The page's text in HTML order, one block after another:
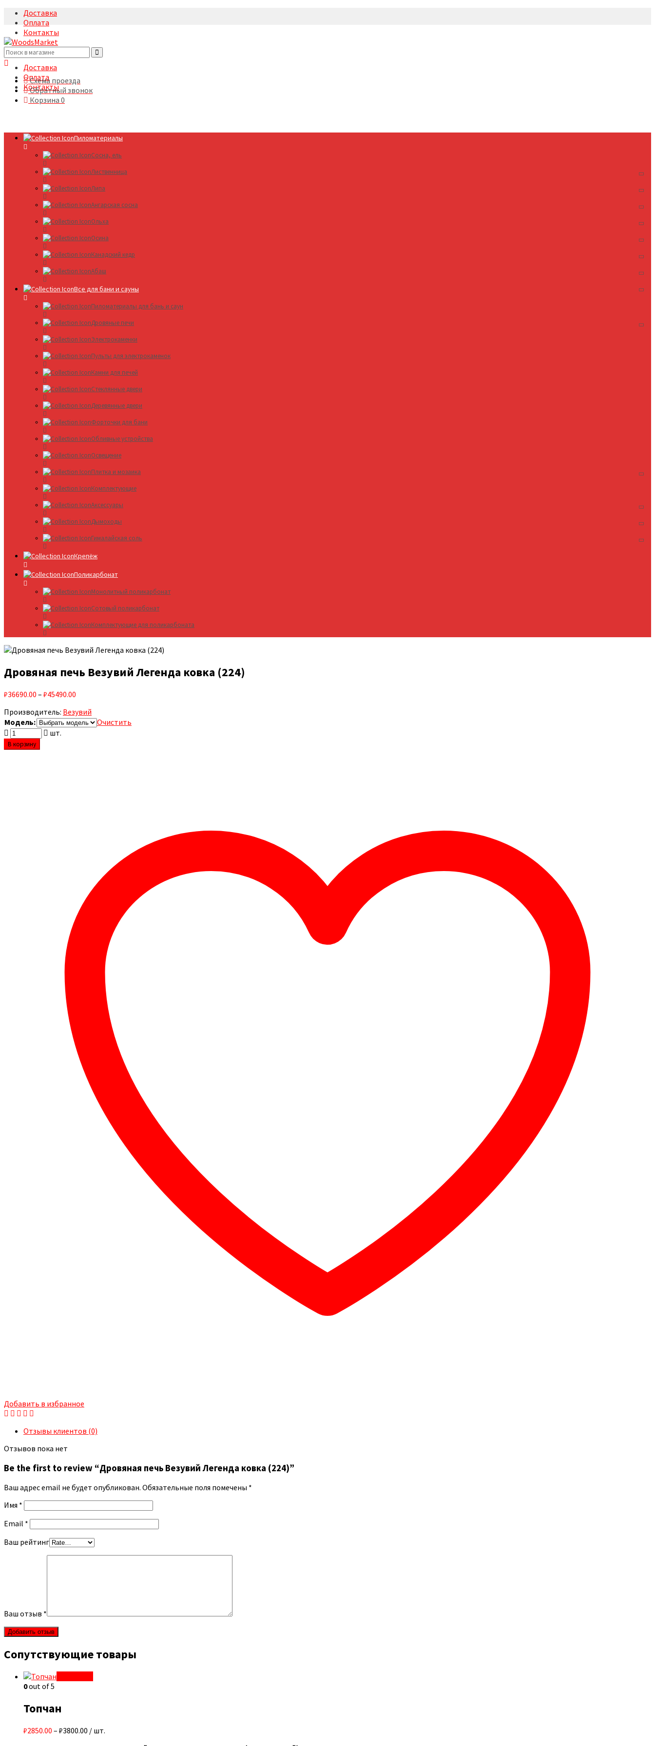
Доставка
Оплата
Контакты
+7(495)5322633
Доставка
Оплата
Контакты
Схема проезда
Обратный звонок
Корзина 0
Пиломатериалы
Сосна, ель
Лиственница
Липа
Ангарская сосна
Ольха
Осина
Канадский кедр
Абаш
Все для бани и сауны
Пиломатериалы для бань и саун
Дровяные печи
Электрокаменки
Пульты для электрокаменок
Камни для печей
Стеклянные двери
Деревянные двери
Форточки для бани
Обливные устройства
Освещение
Плитка и мозаика
Комплектующие
Аксессуары
Дымоходы
Гималайская соль
Крепёж
Поликарбонат
Монолитный поликарбонат
Сотовый поликарбонат
Комплектующие для поликарбоната
Дровяная печь Везувий Легенда ковка (224)
₽36690.00 – ₽45490.00
Производитель: Везувий
Модель:
Очистить
шт.
В корзину
Добавить в избранное
Отзывы клиентов (0)
Отзывов пока нет
Be the first to review “Дровяная печь Везувий Легенда ковка (224)”
Ваш адрес email не будет опубликован. Обязательные поля помечены *
Имя *
Email *
Ваш рейтинг
Ваш отзыв *
Сопутствующие товары
0out of 5
Топчан
₽2850.00 – ₽3800.00 / шт.